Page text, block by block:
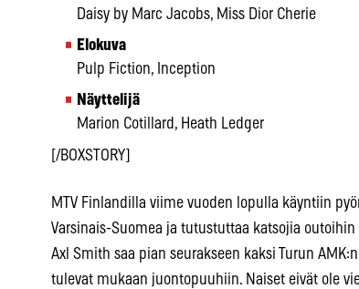
Daisy by Marc Jacobs, Miss Dior Cherie
Elokuva
Pulp Fiction, Inception
Näyttelijä
Marion Cotillard, Heath Ledger
[/BOXSTORY]
MTV Finlandilla viime vuoden lopulla käyntiin
Varsinais-Suomea ja tutustuttaa katsojia
Axl Smith saa pian seurakseen kaksi Turun
tulevat mukaan juontopuuhiin. Naiset eivät ole